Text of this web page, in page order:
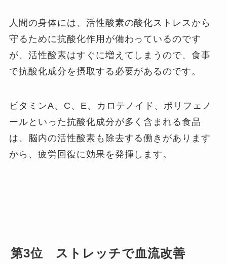
人間の身体には、活性酸素の酸化ストレスから
守るために抗酸化作用が備わっているのです
が、活性酸素はすぐに増えてしまうので、食事
で抗酸化成分を摂取する必要があるのです。
ビタミンA、C、E、カロテノイド、ポリフェノ
ールといった抗酸化成分が多く含まれる食品
は、脳内の活性酸素も除去する働きがあります
から、疲労回復に効果を発揮します。
第3位 ストレッチで血流改善